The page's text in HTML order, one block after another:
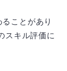
ことがあり
スキル評価に